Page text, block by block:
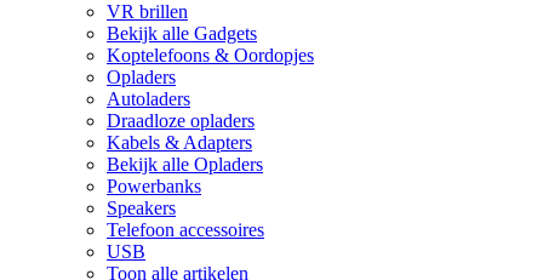
VR brillen
Bekijk alle Gadgets
Koptelefoons & Oordopjes
Opladers
Autoladers
Draadloze opladers
Kabels & Adapters
Bekijk alle Opladers
Powerbanks
Speakers
Telefoon accessoires
USB
Toon alle artikelen